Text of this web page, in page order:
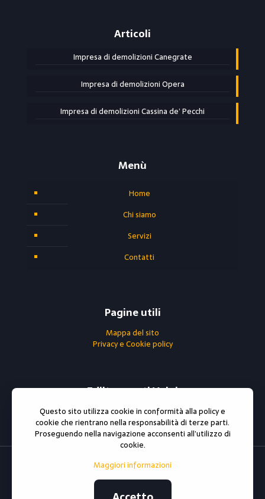
Articoli
Impresa di demolizioni Canegrate
Impresa di demolizioni Opera
Impresa di demolizioni Cassina de’ Pecchi
Menù
Home
Chi siamo
Servizi
Contatti
Pagine utili
Mappa del sito
Privacy e Cookie policy
Ediltrasporti Volpi
0296790302
Partita iva : 06738810966
© 2021 All rights reservedediltrasportivolpi.it
posizionamento realizzato dall'Agenzia web Milano
Revolution Milano.
Questo sito utilizza cookie in conformità alla policy e
cookie che rientrano nella responsabilità di terze parti.
Proseguendo nella navigazione acconsenti all’utilizzo di
cookie.
Maggiori informazioni